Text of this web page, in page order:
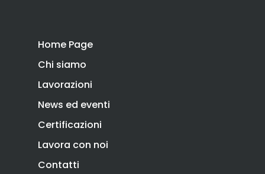
Home Page
Chi siamo
Lavorazioni
News ed eventi
Certificazioni
Lavora con noi
Contatti